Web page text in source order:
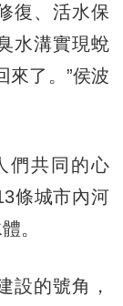
、活水保
水溝實現蛻
來了。”侯波
共同的心
條城市內河
。
的號角，